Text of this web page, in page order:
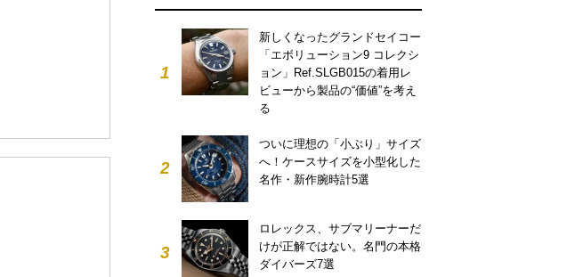
1
新しくなったグランドセイコー
「エボリューション9 コレクシ
ョン」Ref.SLGB015の着用レ
ビューから製品の“価値”を考え
る
2
ついに理想の「小ぶり」サイズ
へ！ケースサイズを小型化した
名作・新作腕時計5選
3
ロレックス、サブマリーナーだ
けが正解ではない。名門の本格
ダイバーズ7選